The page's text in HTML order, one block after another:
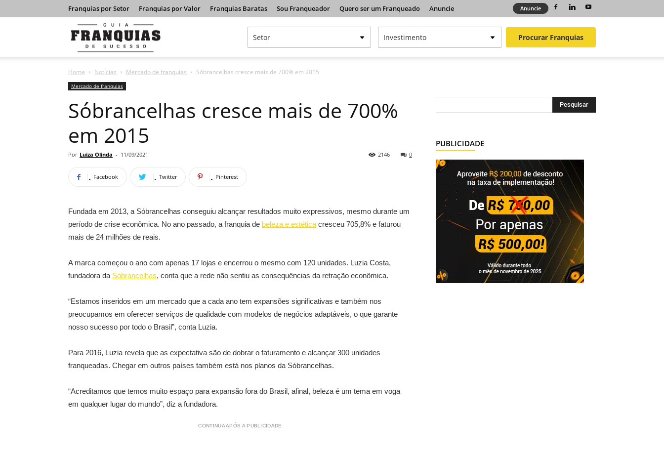
Franquias por Setor Franquias por Valor Franquias Baratas Sou Franqueador Quero ser um Franqueado Anuncie Anuncie
Franquias
Procurar Franquias
Home Notícias Mercado de franquias Sóbrancelhas cresce mais de 700% em 2015
Mercado de franquias
Sóbrancelhas cresce mais de 700%
em 2015
Por Luiza Olinda - 11/09/2021 0
2146
Facebook Twitter Pinterest
Fundada em 2013, a Sóbrancelhas conseguiu alcançar resultados muito expressivos, mesmo durante um
período de crise econômica. No ano passado, a franquia de beleza e estética cresceu 705,8% e faturou
mais de 24 milhões de reais.
A marca começou o ano com apenas 17 lojas e encerrou o mesmo com 120 unidades. Luzia Costa,
fundadora da Sóbrancelhas, conta que a rede não sentiu as consequências da retração econômica.
“Estamos inseridos em um mercado que a cada ano tem expansões significativas e também nos
preocupamos em oferecer serviços de qualidade com modelos de negócios adaptáveis, o que garante
nosso sucesso por todo o Brasil”, conta Luzia.
Para 2016, Luzia revela que as expectativa são de dobrar o faturamento e alcançar 300 unidades
franqueadas. Chegar em outros países também está nos planos da Sóbrancelhas.
“Acreditamos que temos muito espaço para expansão fora do Brasil, afinal, beleza é um tema em voga
em qualquer lugar do mundo”, diz a fundadora.
CONTINUA APÓS A PUBLICIDADE
PUBLICIDADE